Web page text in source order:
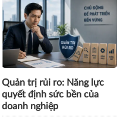
Quản trị rủi ro: Năng lực
quyết định sức bền của
doanh nghiệp